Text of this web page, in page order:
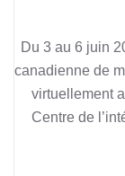
Du 3 au 6 juin
canadienne de
virtuellement
Centre de